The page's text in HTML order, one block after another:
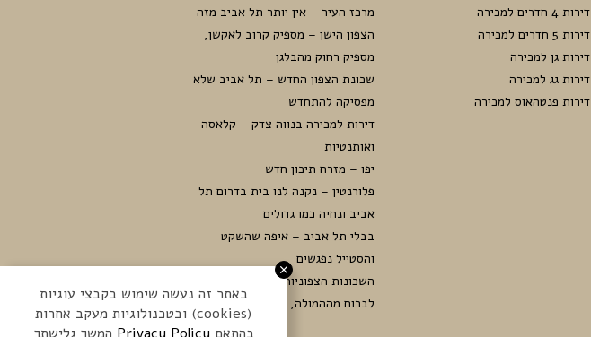
דירות 4 חדרים למכירה
דירות 5 חדרים למכירה
דירות גן למכירה
דירות גג למכירה
דירות פנטהאוס למכירה
מרכז העיר – אין יותר תל אביב מזה
הצפון הישן – מספיק קרוב לאקשן,
מספיק רחוק מהבלגן
שכונת הצפון החדש – תל אביב שלא
מפסיקה להתחדש
דירות למכירה בנווה צדק – קלאסה
ואותנטיות
יפו – מזרח תיכון חדש
פלורנטין – נקנה לנו בית בדרום תל
אביב ונחיה כמו גדולים
בבלי תל אביב – איפה שהשקט
והסטייל נפגשים
השכונות הצפוניות (עבר הירקון) –
לברוח מההמולה, להישאר במרכזבאתר זה נעשה שימוש בקבצי עוגיות
(cookies) ובטכנולוגיות מעקב אחרות